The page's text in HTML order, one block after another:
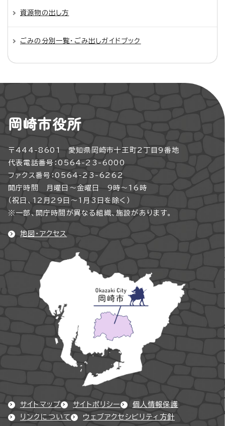
資源物の出し方
ごみの分別一覧・ごみ出しガイドブック
岡崎市役所
〒444-8601 愛知県岡崎市十王町2丁目9番地
代表電話番号：0564-23-6000
ファクス番号：0564-23-6262
開庁時間 月曜日～金曜日 9時～16時
（祝日、12月29日～1月3日を除く）
※一部、開庁時間が異なる組織、施設があります。
地図・アクセス
サイトマップ サイトポリシー
個人情報保護
リンクについて
ウェブアクセシビリティ方針